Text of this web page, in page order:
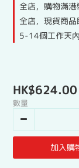
全店，購物滿
全店，現貨商
5-14個工作天
HK$624.00
數量
加入購